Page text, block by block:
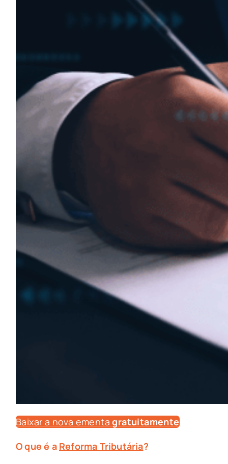
Baixar a nova ementagratuitamente
O que é a Reforma Tributária?